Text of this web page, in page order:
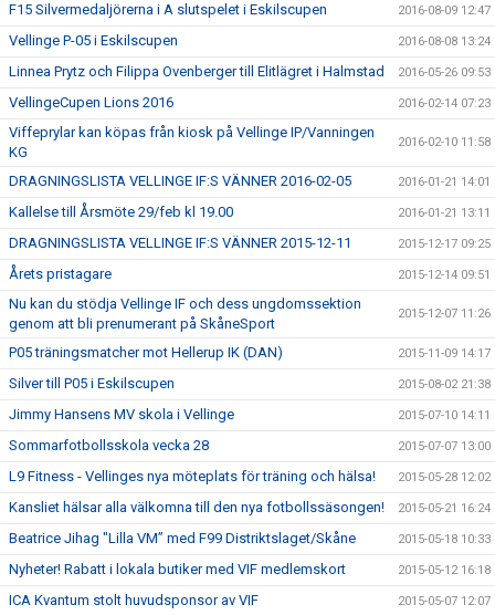
F15 Silvermedaljörerna i A slutspelet i Eskilscupen 2016-08-09 12:47
Vellinge P-05 i Eskilscupen 2016-08-08 13:24
Linnea Prytz och Filippa Ovenberger till Elitlägret i Halmstad 2016-05-26 09:53
VellingeCupen Lions 2016 2016-02-14 07:23
Viffeprylar kan köpas från kiosk på Vellinge IP/Vanningen
KG
2016-02-10 11:58
DRAGNINGSLISTA VELLINGE IF:S VÄNNER 2016-02-05 2016-01-21 14:01
Kallelse till Årsmöte 29/feb kl 19.00 2016-01-21 13:11
DRAGNINGSLISTA VELLINGE IF:S VÄNNER 2015-12-11 2015-12-17 09:25
Årets pristagare 2015-12-14 09:51
Nu kan du stödja Vellinge IF och dess ungdomssektion
genom att bli prenumerant på SkåneSport
2015-12-07 11:26
P05 träningsmatcher mot Hellerup IK (DAN) 2015-11-09 14:17
Silver till P05 i Eskilscupen 2015-08-02 21:38
Jimmy Hansens MV skola i Vellinge 2015-07-10 14:11
Sommarfotbollsskola vecka 28 2015-07-07 13:00
L9 Fitness - Vellinges nya möteplats för träning och hälsa! 2015-05-28 12:02
Kansliet hälsar alla välkomna till den nya fotbollssäsongen! 2015-05-21 16:24
Beatrice Jihag "Lilla VM” med F99 Distriktslaget/Skåne 2015-05-18 10:33
Nyheter! Rabatt i lokala butiker med VIF medlemskort 2015-05-12 16:18
ICA Kvantum stolt huvudsponsor av VIF 2015-05-07 12:07